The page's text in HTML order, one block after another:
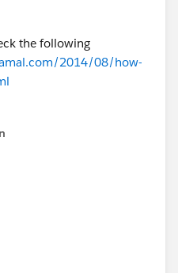
the following
2014/08/how-